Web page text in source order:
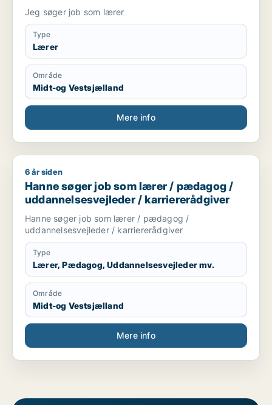
Jeg søger job som lærer
Type
Lærer
Område
Midt-og Vestsjælland
Mere info
Hanne søger job som lærer / pædagog /
6 år siden
Hanne søger job som lærer / pædagog /
uddannelsesvejleder / karriererådgiver
Hanne søger job som lærer / pædagog /
uddannelsesvejleder / karriererådgiver
Type
Lærer, Pædagog, Uddannelsesvejleder mv.
Område
Midt-og Vestsjælland
Mere info